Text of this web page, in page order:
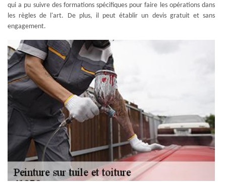
qui a pu suivre des formations spécifiques pour faire les opérations dans
les règles de l'art. De plus, il peut établir un devis gratuit et sans
engagement.